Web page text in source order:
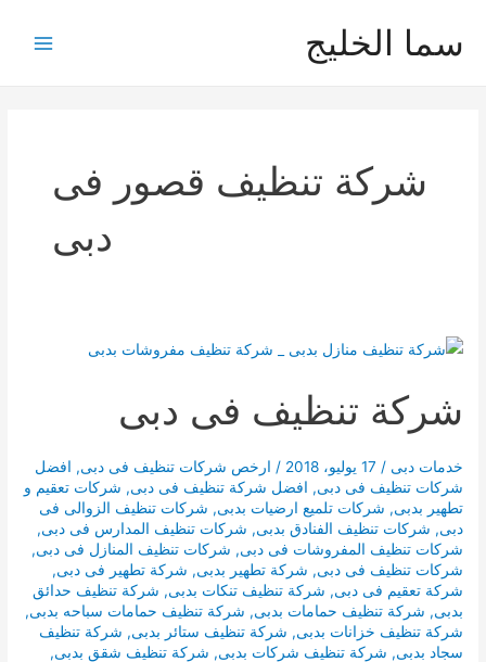
سما الخليج
شركة تنظيف قصور فى
دبى
شركة تنظيف فى دبى
خدمات دبى / 17 يوليو، 2018 / ارخص شركات تنظيف فى دبى, افضل
شركات تنظيف فى دبى, افضل شركة تنظيف فى دبى, شركات تعقيم و
تطهير بدبى, شركات تلميع ارضيات بدبى, شركات تنظيف الزوالى فى
دبى, شركات تنظيف الفنادق بدبى, شركات تنظيف المدارس فى دبى,
شركات تنظيف المفروشات فى دبى, شركات تنظيف المنازل فى دبى,
شركات تنظيف فى دبى, شركة تطهير بدبى, شركة تطهير فى دبى,
شركة تعقيم فى دبى, شركة تنظيف تنكات بدبى, شركة تنظيف حدائق
بدبى, شركة تنظيف حمامات بدبى, شركة تنظيف حمامات سباحه بدبى,
شركة تنظيف خزانات بدبى, شركة تنظيف ستائر بدبى, شركة تنظيف
سجاد بدبى, شركة تنظيف شركات بدبى, شركة تنظيف شقق بدبى,